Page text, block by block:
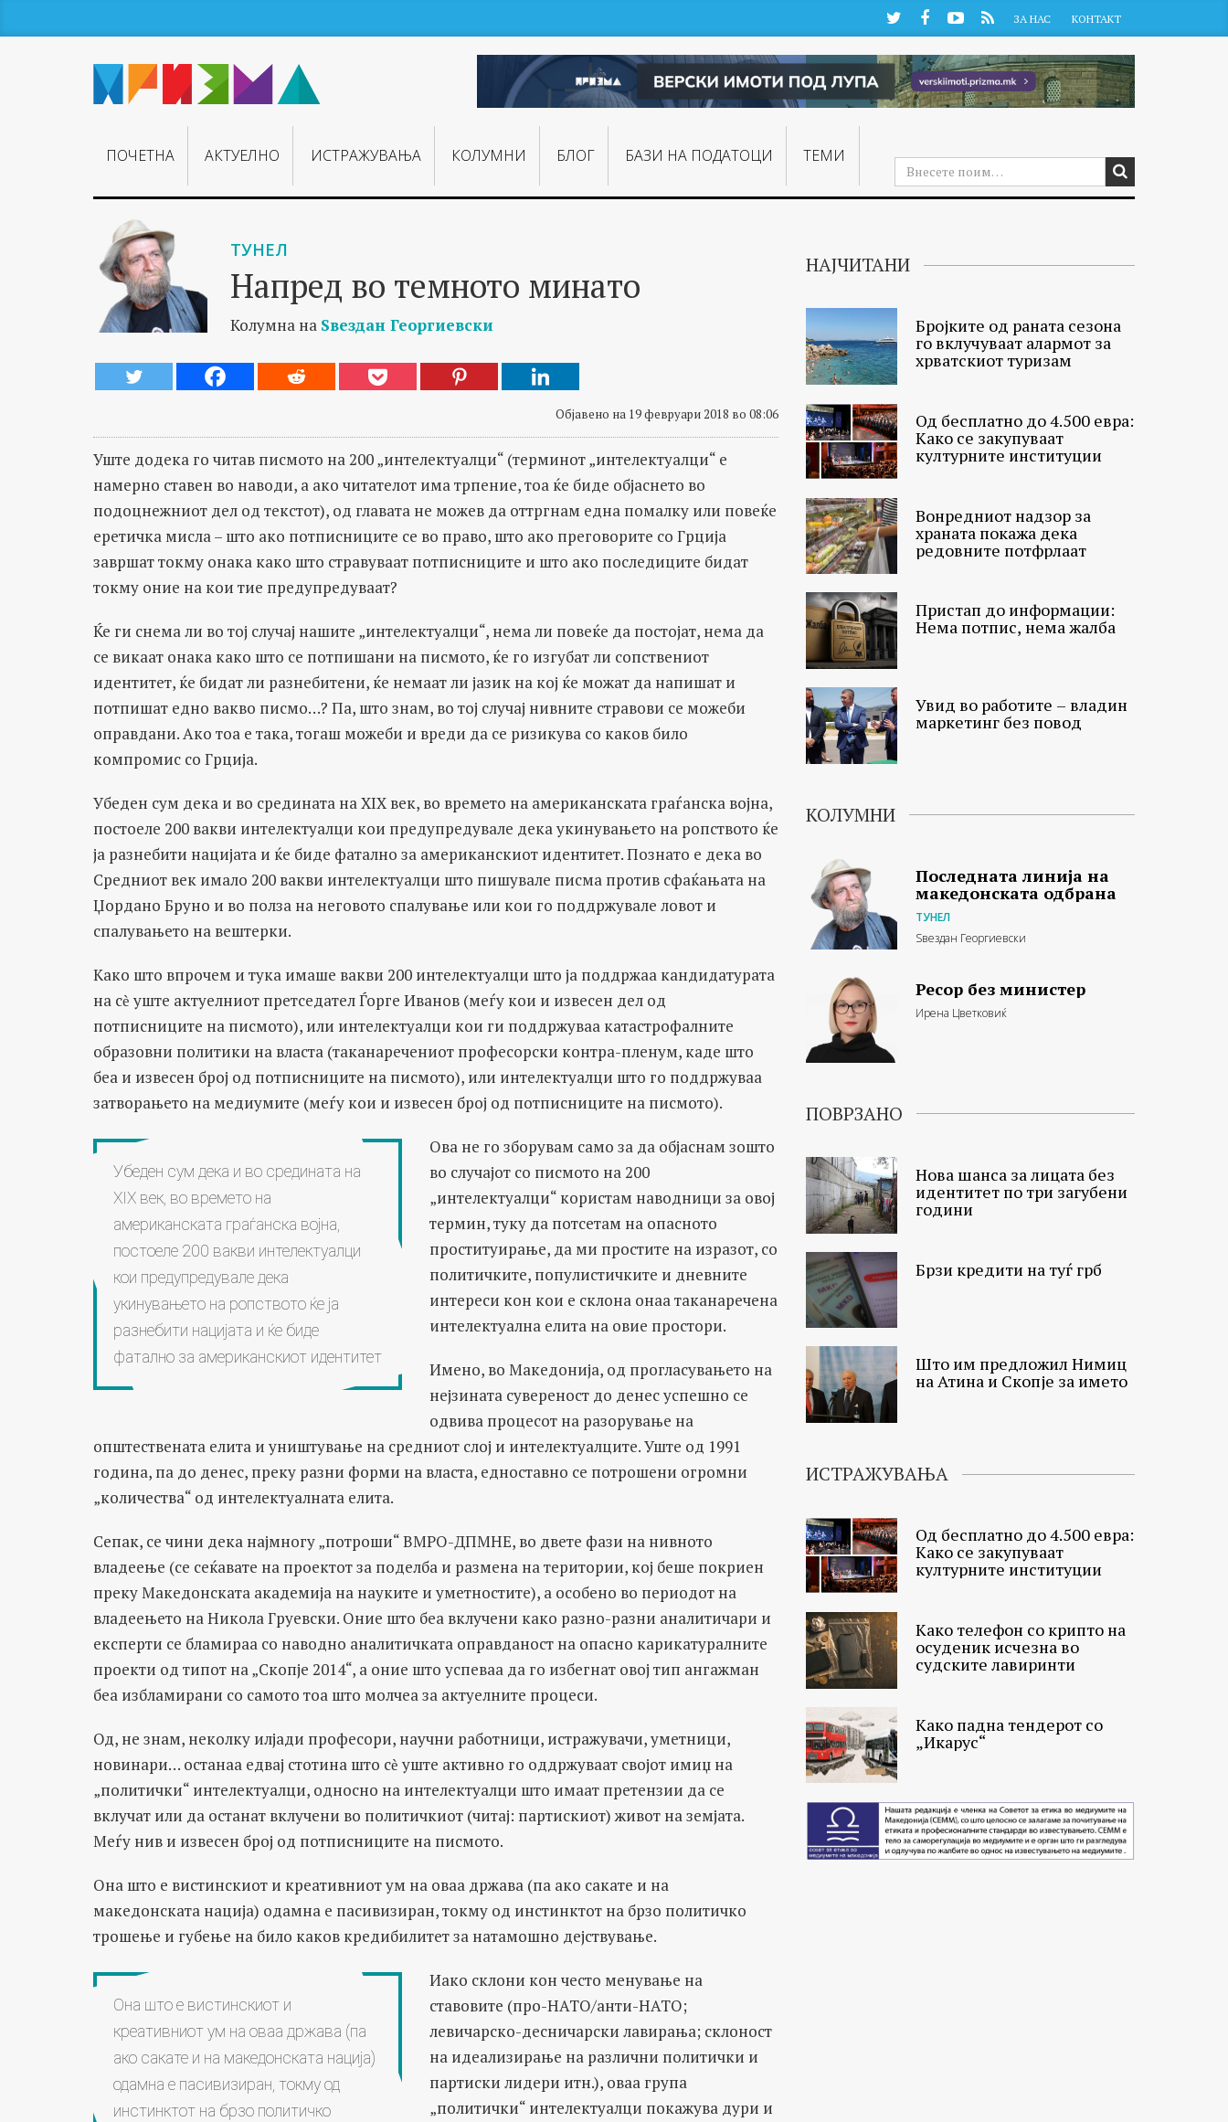
TwitterFacebookYouTube
RSS ЗА НАС КОНТАКТ
ПОЧЕТНА АКТУЕЛНО ИСТРАЖУВАЊA КОЛУМНИ БЛОГ БАЗИ НА ПОДАТОЦИ ТЕМИ
ТУНЕЛ
Напред во темното минато
Колумна на Ѕвездан Георгиевски
Објавено на 19 февруари 2018 во 08:06
Уште додека го читав писмото на 200 „интелектуалци“ (терминот „интелектуалци“ е
намерно ставен во наводи, а ако читателот има трпение, тоа ќе биде објаснето во
подоцнежниот дел од текстот), од главата не можев да оттргнам една помалку или повеќе
еретичка мисла – што ако потписниците се во право, што ако преговорите со Грција
завршат токму онака како што стравуваат потписниците и што ако последиците бидат
токму оние на кои тие предупредуваат?
Ќе ги снема ли во тој случај нашите „интелектуалци“, нема ли повеќе да постојат, нема да
се викаат онака како што се потпишани на писмото, ќе го изгубат ли сопствениот
идентитет, ќе бидат ли разнебитени, ќе немаат ли јазик на кој ќе можат да напишат и
потпишат едно вакво писмо…? Па, што знам, во тој случај нивните стравови се можеби
оправдани. Ако тоа е така, тогаш можеби и вреди да се ризикува со каков било
компромис со Грција.
Убеден сум дека и во средината на XIX век, во времето на американската граѓанска војна,
постоеле 200 вакви интелектуалци кои предупредувале дека укинувањето на ропството ќе
ја разнебити нацијата и ќе биде фатално за американскиот идентитет. Познато е дека во
Средниот век имало 200 вакви интелектуалци што пишувале писма против сфаќањата на
Џордано Бруно и во полза на неговото спалување или кои го поддржувале ловот и
спалувањето на вештерки.
Како што впрочем и тука имаше вакви 200 интелектуалци што ја поддржаа кандидатурата
на сѐ уште актуелниот претседател Ѓорге Иванов (меѓу кои и извесен дел од
потписниците на писмото), или интелектуалци кои ги поддржуваа катастрофалните
образовни политики на власта (таканаречениот професорски контра-пленум, каде што
беа и извесен број од потписниците на писмото), или интелектуалци што го поддржуваа
затворањето на медиумите (меѓу кои и извесен број од потписниците на писмото).
Убеден сум дека и во средината на
XIX век, во времето на
американската граѓанска војна,
постоеле 200 вакви интелектуалци
кои предупредувале дека
укинувањето на ропството ќе ја
разнебити нацијата и ќе биде
фатално за американскиот идентитет
Ова не го зборувам само за да објаснам зошто
во случајот со писмото на 200
„интелектуалци“ користам наводници за овој
термин, туку да потсетам на опасното
проституирање, да ми простите на изразот, со
политичките, популистичките и дневните
интереси кон кои е склона онаа таканаречена
интелектуална елита на овие простори.
Имено, во Македонија, од прогласувањето на
нејзината сувереност до денес успешно се
одвива процесот на разорување на
општествената елита и уништување на средниот слој и интелектуалците. Уште од 1991
година, па до денес, преку разни форми на власта, едноставно се потрошени огромни
„количества“ од интелектуалната елита.
Сепак, се чини дека најмногу „потроши“ ВМРО-ДПМНЕ, во двете фази на нивното
владеење (се сеќавате на проектот за поделба и размена на територии, кој беше покриен
преку Македонската академија на науките и уметностите), а особено во периодот на
владеењето на Никола Груевски. Оние што беа вклучени како разно-разни аналитичари и
експерти се бламираа со наводно аналитичката оправданост на опасно карикатуралните
проекти од типот на „Скопје 2014“, а оние што успеваа да го избегнат овој тип ангажман
беа избламирани со самото тоа што молчеа за актуелните процеси.
Од, не знам, неколку илјади професори, научни работници, истражувачи, уметници,
новинари… останаа едвај стотина што сѐ уште активно го оддржуваат својот имиџ на
„политички“ интелектуалци, односно на интелектуалци што имаат претензии да се
вклучат или да останат вклучени во политичкиот (читај: партискиот) живот на земјата.
Меѓу нив и извесен број од потписниците на писмото.
Она што е вистинскиот и креативниот ум на оваа држава (па ако сакате и на
македонската нација) одамна е пасивизиран, токму од инстинктот на брзо политичко
трошење и губење на било каков кредибилитет за натамошно дејствување.
Она што е вистинскиот и
креативниот ум на оваа држава (па
ако сакате и на македонската нација)
одамна е пасивизиран, токму од
инстинктот на брзо политичко
Иако склони кон често менување на
ставовите (про-НАТО/анти-НАТО;
левичарско-десничарски лавирања; склоност
на идеализирање на различни политички и
партиски лидери итн.), оваа група
„политички“ интелектуалци покажува дури и
НАЈЧИТАНИ
Бројките од раната сезона
го вклучуваат алармот за
хрватскиот туризам
Од бесплатно до 4.500 евра:
Како се закупуваат
културните институции
Вонредниот надзор за
храната покажа дека
редовните потфрлаат
Пристап до информации:
Нема потпис, нема жалба
Увид во работите – владин
маркетинг без повод
КОЛУМНИ
Последната линија на
македонската одбрана
ТУНЕЛ
Ѕвездан Георгиевски
Ресор без министер
Ирена Цветковиќ
ПОВРЗАНО
Нова шанса за лицата без
идентитет по три загубени
години
Брзи кредити на туѓ грб
Што им предложил Нимиц
на Атина и Скопје за името
ИСТРАЖУВАЊА
Од бесплатно до 4.500 евра:
Како се закупуваат
културните институции
Како телефон со крипто на
осуденик исчезна во
судските лавиринти
Како падна тендерот со
„Икарус“